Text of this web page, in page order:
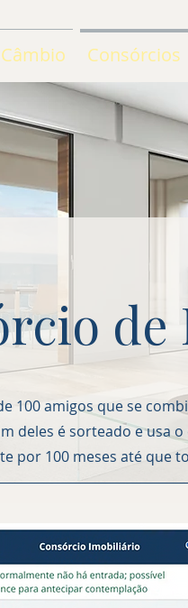
Câmbio Consórcios
de
100 amigos que se
deles é sorteado e usa
por 100 meses até que